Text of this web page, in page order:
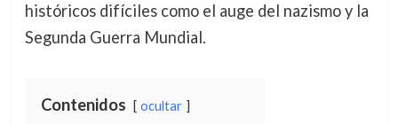
históricos difíciles como el auge del nazismo y la
Segunda Guerra Mundial.
Contenidos ocultar